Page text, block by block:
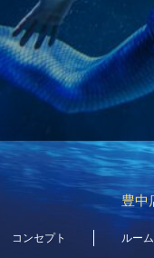
豊中
コンセプト ルー